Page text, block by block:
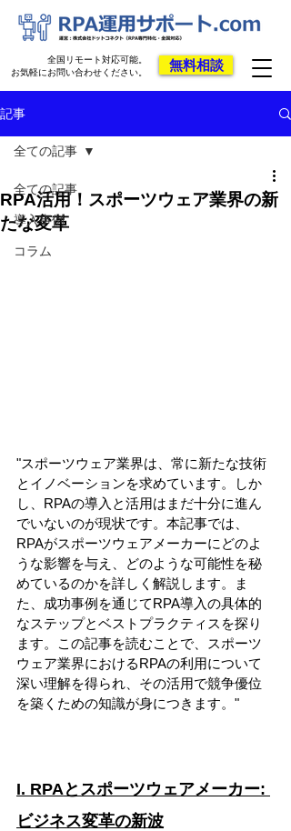
無料相談
全国リモート対応可能。
お気軽にお問い合わせください。
記事
全ての記事
導入事例
コラム
全ての記事
RPA活用！スポーツウェア業界の新
たな変革
"スポーツウェア業界は、常に新たな技術
とイノベーションを求めています。しか
し、RPAの導入と活用はまだ十分に進ん
でいないのが現状です。本記事では、
RPAがスポーツウェアメーカーにどのよ
うな影響を与え、どのような可能性を秘
めているのかを詳しく解説します。ま
た、成功事例を通じてRPA導入の具体的
なステップとベストプラクティスを探り
ます。この記事を読むことで、スポーツ
ウェア業界におけるRPAの利用について
深い理解を得られ、その活用で競争優位
を築くための知識が身につきます。"
I. RPAとスポーツウェアメーカー:
ビジネス変革の新波